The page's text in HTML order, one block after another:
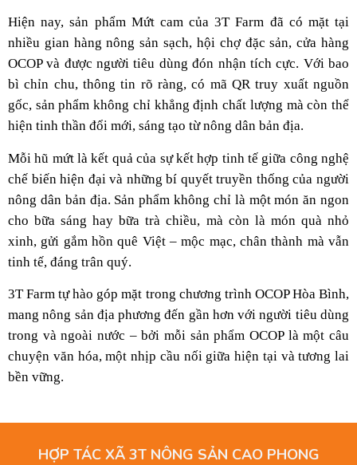
Hiện nay, sản phẩm Mứt cam của 3T Farm đã có mặt tại
nhiều gian hàng nông sản sạch, hội chợ đặc sản, cửa hàng
OCOP và được người tiêu dùng đón nhận tích cực. Với bao
bì chỉn chu, thông tin rõ ràng, có mã QR truy xuất nguồn
gốc, sản phẩm không chỉ khẳng định chất lượng mà còn thể
hiện tinh thần đổi mới, sáng tạo từ nông dân bản địa.
Mỗi hũ mứt là kết quả của sự kết hợp tinh tế giữa công nghệ
chế biến hiện đại và những bí quyết truyền thống của người
nông dân bản địa. Sản phẩm không chỉ là một món ăn ngon
cho bữa sáng hay bữa trà chiều, mà còn là món quà nhỏ
xinh, gửi gắm hồn quê Việt – mộc mạc, chân thành mà vẫn
tinh tế, đáng trân quý.
3T Farm tự hào góp mặt trong chương trình OCOP Hòa Bình,
mang nông sản địa phương đến gần hơn với người tiêu dùng
trong và ngoài nước – bởi mỗi sản phẩm OCOP là một câu
chuyện văn hóa, một nhịp cầu nối giữa hiện tại và tương lai
bền vững.
HỢP TÁC XÃ 3T NÔNG SẢN CAO PHONG